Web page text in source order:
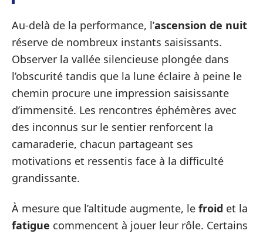
Au-delà de la performance, l’ascension de nuit
réserve de nombreux instants saisissants.
Observer la vallée silencieuse plongée dans
l’obscurité tandis que la lune éclaire à peine le
chemin procure une impression saisissante
d’immensité. Les rencontres éphémères avec
des inconnus sur le sentier renforcent la
camaraderie, chacun partageant ses
motivations et ressentis face à la difficulté
grandissante.
À mesure que l’altitude augmente, le froid et la
fatigue commencent à jouer leur rôle. Certains